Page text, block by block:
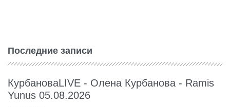
Последние записи
КурбановаLIVE - Олена Курбанова - Ramis
Yunus 05.08.2026